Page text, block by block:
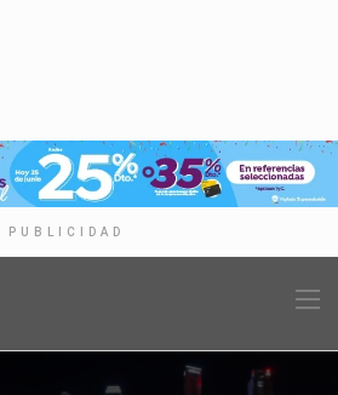
PUBLICIDAD